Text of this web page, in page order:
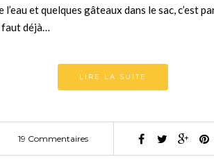
l’eau et quelques gâteaux dans le sac, c’est
faut déjà…
LIRE LA SUITE
19 Commentaires